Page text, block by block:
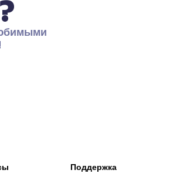
Поддержка